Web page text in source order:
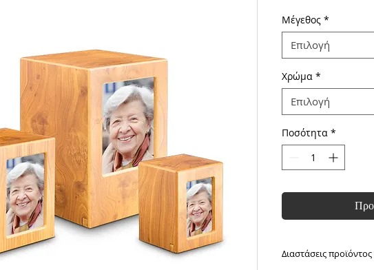
Μέγεθος *
Επιλογή
Χρώμα *
Επιλογή
Ποσότητα *
Διαστάσεις προϊόντος